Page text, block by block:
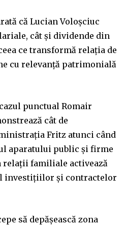
că Lucian Voloșciuc
cât și dividende din
ceea ce transformă relația de
cu relevanță patrimonială
punctual Romair
cât de
Fritz atunci când
aparatului public și firme
relații familiale activează
investițiilor și contractelor
să depășească zona